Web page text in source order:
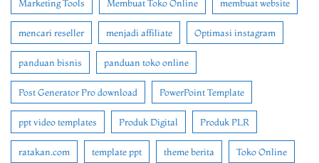
Marketing Tools Membuat Toko Online membuat website
mencari reseller menjadi affiliate Optimasi instagram
panduan bisnis panduan toko online
Post Generator Pro download PowerPoint Template
ppt video templates Produk Digital Produk PLR
ratakan.com template ppt theme berita Toko Online